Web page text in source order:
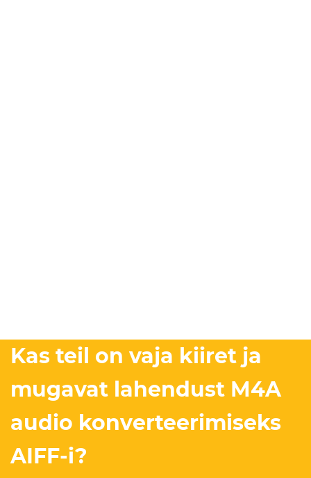
Kas teil on vaja kiiret ja
mugavat lahendust M4A
audio konverteerimiseks
AIFF-i?